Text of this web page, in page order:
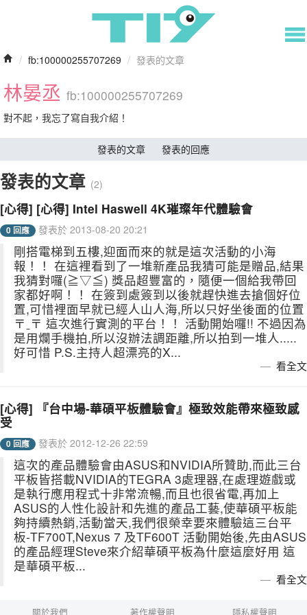
/ fb:100000255707269 / 發表的文章
林晏丞 fb:100000255707269
對不起，我忘了寫自我介紹！
發表的文章 發表的回應
發表的文章 (2)
[心得] [心得] Intel Haswell 4K璀璨年代體驗會
0 回應 發表於 2013-08-20 20:21
剛搭電梯到五樓,迎面而來的就是這次活動的小海
報！！ 在這裡看到了一堆新產品我猜可能是贈品,結果
我猜對囉(≧▽≦) 獎品超豐富的，隨便一個給我帶回
家都好啊！！ 在簽到處簽到以後就趕快進去搶個好位
置,可惜裡面早就已經人山人海,所以只好坐後面的位置
〒ˍ〒 這次進行實測的平台！！ 活動開始囉!! 不過因為
是用爛手機拍,所以沒辦法調距離,所以拍到一堆人.....
好可惜 P.S.主持人超漂亮的X...
看全文
[心得] 『台中場-華碩平板體驗會』極致效能帶來極致感
受
0 回應 發表於 2012-12-26 22:59
這次的產品體驗會由ASUS和NVIDIA所贊助,而此三台
平板皆搭載NVIDIA的TEGRA 3處理器,在處理遊戲或
是執行應用程式十非常流暢,而且也很省電,再加上
ASUS的人性化設計和先進的產品工藝,使華碩平板能
夠持續熱銷,活動當天,我們很榮幸要來體驗這三台平
板-TF700T,Nexus 7 及TF600T 活動開始後,先由ASUS
的產品經理Steve來介紹華碩平板為什麼這麼好用 這
是華碩平板...
看全文
關於我們 著作權聲明 隱私權聲明